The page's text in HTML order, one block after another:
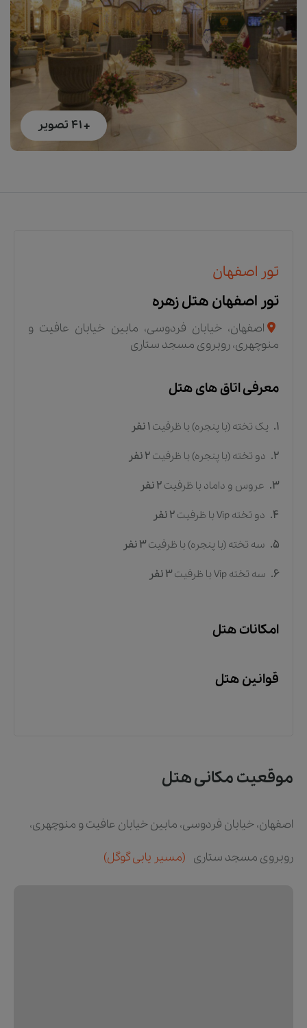
+ 41 تصویر
تور اصفهان
تور اصفهان هتل زهره
اصفهان، خیابان فردوسی، مابین خیابان عافیت و
منوچهری، روبروی مسجد ستاری
معرفی اتاق های هتل
1. یک تخته (با پنجره) با ظرفیت 1 نفر
2. دو تخته (با پنجره) با ظرفیت 2 نفر
3. عروس و داماد با ظرفیت 2 نفر
4. دو تخته Vip با ظرفیت 2 نفر
5. سه تخته (با پنجره) با ظرفیت 3 نفر
6. سه تخته Vip با ظرفیت 3 نفر
امکانات هتل
قوانین هتل
موقعیت مکانی هتل
اصفهان، خیابان فردوسی، مابین خیابان عافیت و منوچهری،
روبروی مسجد ستاری (مسیر یابی گوگل)